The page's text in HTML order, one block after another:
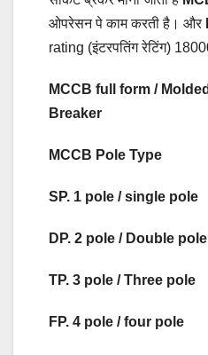
ओपरेसन पे काम करती है। और
rating (इंटरपतिंग रेटिंग)
MCCB full form /
Breaker
MCCB Pole Type
SP. 1 pole / single pole
DP. 2 pole / Double pole
TP. 3 pole / Three pole
FP. 4 pole / four pole